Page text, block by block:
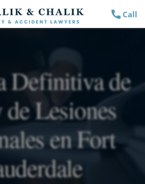
Call
Definitiva de
Lesiones
en Fort